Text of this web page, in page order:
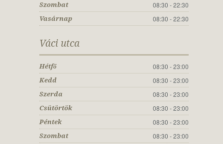
Szombat 08:30 - 22:30
Vasárnap 08:30 - 22:30
Váci utca
Hétfő 08:30 - 23:00
Kedd 08:30 - 23:00
Szerda 08:30 - 23:00
Csütörtök 08:30 - 23:00
Péntek 08:30 - 23:00
Szombat 08:30 - 23:00